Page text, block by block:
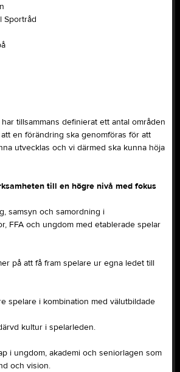
Sportråd
tillsammans definierat ett antal områden
en förändring ska genomföras för att
utvecklas och vi därmed ska kunna höja
till en högre nivå med fokus
samsyn och samordning i
FFA och ungdom med etablerade spelar
på att få fram spelare ur egna ledet till
spelare i kombination med välutbildade
kultur i spelarleden.
i ungdom, akademi och seniorlagen som
och vision.